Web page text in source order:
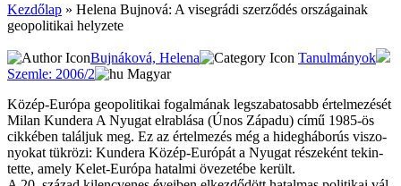
Kezdőlap » Helena Bujnová: A visegrádi szerződés országainak
geopolitikai helyzete
Bujnáková, Helena
Tanulmányok
Szemle: 2006/2
Magyar
Kö­zép-Eu­ró­pa geo­po­li­ti­kai fo­gal­má­nak leg­sza­ba­to­sabb ér­tel­me­zé­sét
Milan Kundera A Nyu­gat el­rab­lá­sa (Únos Záp­adu) cí­mű 1985-ös
cik­ké­ben ta­lál­juk meg. Ez az ér­tel­me­zés még a hi­deg­há­bo­rús vi­szo­
nyo­kat tük­rö­zi: Kundera Kö­zép-Eu­ró­pát a Nyu­gat ré­sze­ként te­kin­
tet­te, amely Ke­let-Eu­ró­pa ha­tal­mi öve­ze­té­be ke­rült.